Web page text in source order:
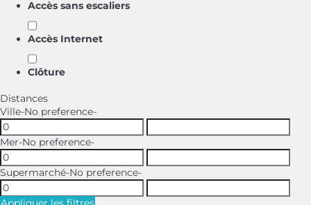
Accès sans escaliers
Accès Internet
Clôture
Distances
Ville-No preference-
Mer-No preference-
Supermarché-No preference-